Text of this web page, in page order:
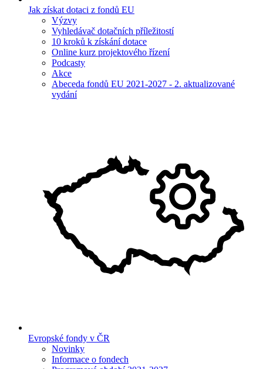
Jak získat dotaci z fondů EU
Výzvy
Vyhledávač dotačních příležitostí
10 kroků k získání dotace
Online kurz projektového řízení
Podcasty
Akce
Abeceda fondů EU 2021-2027 - 2. aktualizované
vydání
Evropské fondy v ČR
Novinky
Informace o fondech